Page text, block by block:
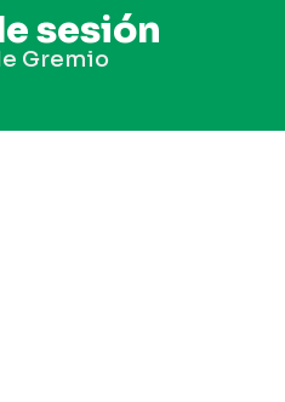
sesión
Gremio